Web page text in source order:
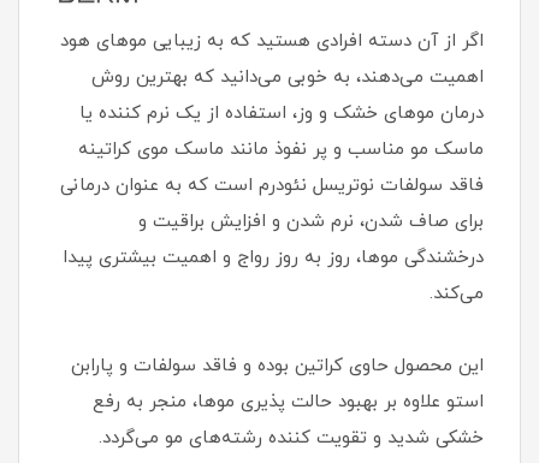
اگر از آن دسته افرادی هستید که به زیبایی موهای هود
اهمیت می‌دهند، به خوبی می‌دانید که بهترین روش
درمان موهای خشک و وز، استفاده از یک نرم کننده یا
ماسک مو مناسب و پر نفوذ مانند ماسک موی کراتینه
فاقد سولفات نوتریسل نئودرم است که به عنوان درمانی
برای صاف شدن، نرم شدن و افزایش براقیت و
درخشندگی موها، روز به روز رواج و اهمیت بیشتری پیدا
می‌کند.
این محصول حاوی کراتین بوده و فاقد سولفات و پارابن
استو علاوه بر بهبود حالت پذیری موها، منجر به رفع
خشکی شدید و تقویت کننده رشته‌های مو می‌گردد.